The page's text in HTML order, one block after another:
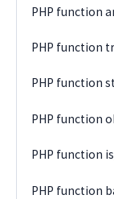
PHP function
PHP function
PHP function
PHP function
PHP function
PHP function